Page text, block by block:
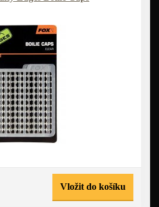
Vložit do košíku